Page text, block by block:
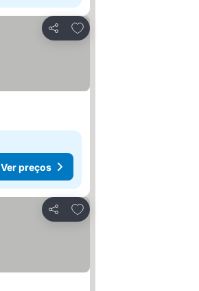
Partilhar
Adicionar aos favoritos
Ver preços
Partilhar
Adicionar aos favoritos